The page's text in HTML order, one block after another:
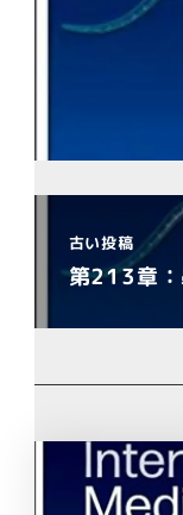
古い投稿
第213章